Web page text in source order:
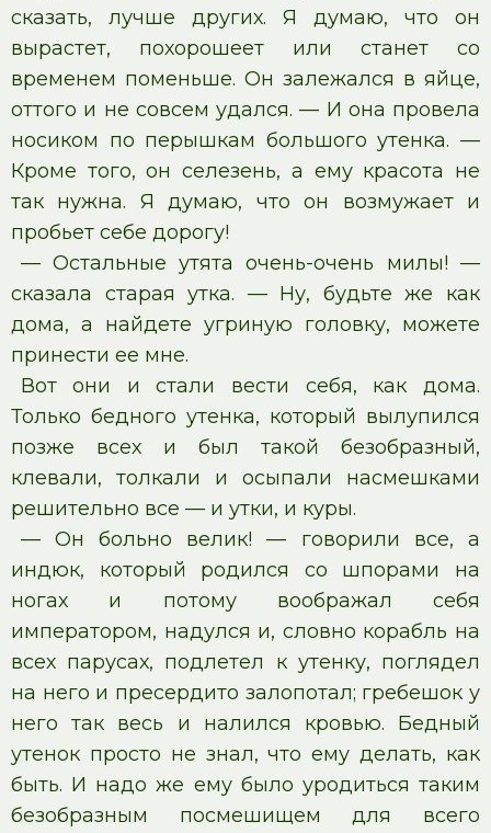
сказать, лучше других. Я думаю, что он
вырастет, похорошеет или станет со
временем поменьше. Он залежался в яйце,
оттого и не совсем удался. — И она провела
носиком по перышкам большого утенка. —
Кроме того, он селезень, а ему красота не
так нужна. Я думаю, что он возмужает и
пробьет себе дорогу!
— Остальные утята очень-очень милы! —
сказала старая утка. — Ну, будьте же как
дома, а найдете угриную головку, можете
принести ее мне.
Вот они и стали вести себя, как дома.
Только бедного утенка, который вылупился
позже всех и был такой безобразный,
клевали, толкали и осыпали насмешками
решительно все — и утки, и куры.
— Он больно велик! — говорили все, а
индюк, который родился со шпорами на
ногах и потому воображал себя
императором, надулся и, словно корабль на
всех парусах, подлетел к утенку, поглядел
на него и пресердито залопотал; гребешок у
него так весь и налился кровью. Бедный
утенок просто не знал, что ему делать, как
быть. И надо же ему было уродиться таким
безобразным посмешищем для всего